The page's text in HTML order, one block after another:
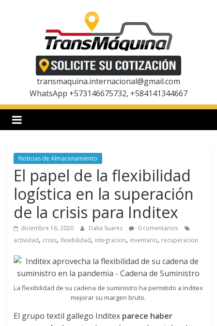
a
s
m
a
q
u
transmaquina.internacional@gmail.com
WhatsApp +573146675732, +584141344667
Noticias de Almacenamiento
El papel de la flexibilidad
logística en la superación
de la crisis para Inditex
diciembre 16, 2020 Dalia Suarez
0 comentarios
actividad, crisis,flexibilidad, integracion, inventario, recuperacion
La flexibilidad de su cadena de suministro ha permitido a Inditex
mejorar su margen bruto.
El grupo textil gallego Inditex parece haber